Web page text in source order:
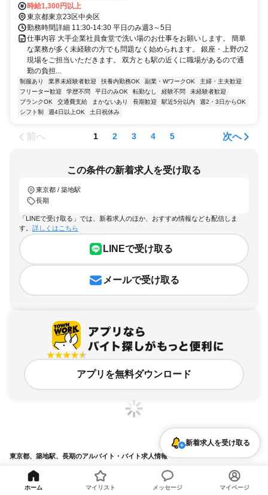
時給1,300円以上
東京都東京23区中央区
勤務時間詳細 11:30-14:30 平日のみ週3～5日
仕事内容 大手企業社員食堂で洗い場のお仕事をお願いします。 簡単
な業務が多く未経験の方でも問題なく始められます。 銀座・上野の2
現場をご担当いただきます。 双方とも駅の近くに職場があるので通
勤の負担...
制服あり 業界未経験者歓迎 扶養内勤務OK 副業・WワークOK
主婦・主夫歓迎
フリーター歓迎
学歴不問 平日のみOK 転勤なし 経験不問
未経験者歓迎
ブランクOK
交通費支給 まかないあり 長期歓迎 駅近5分以内
週2・3日からOK
シフト制
週4日以上OK 土日祝休み
前へ 1 2 3 4 5 次へ
この条件の新着求人を受け取る
東京都 / 築地駅
長期
「LINEで受け取る」では、新着求人のほか、おすすめ情報なども配信しま
す。 詳しくはこちら
LINEで受け取る
メールで受け取る
アプリを無料ダウンロード
東京都、築地駅、長期のアルバイト・バイト求人情報
求人の詳細を表示
新着求人を受け取る
ホーム マイリスト メッセージ マイページ